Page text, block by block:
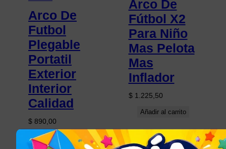
Arco De
Futbol
Plegable
Portatil
Exterior
Interior
Calidad
$ 890,00
Leer más
Arco De
Fútbol X2
Para Niño
Mas Pelota
Mas
Inflador
$1.225,50
Añadir al carrito